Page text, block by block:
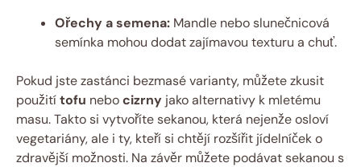
Ořechy a semena: Mandle nebo slunečnicová
semínka mohou dodat zajímavou texturu a chuť.
Pokud jste zastánci bezmasé varianty, můžete zkusit
použitítofu nebocizrny jako alternativy k mletému
masu. Takto si vytvoříte sekanou, která nejenže osloví
vegetariány, ale i ty, kteří si chtějí rozšířit jídelníček o
zdravější možnosti. Na závěr můžete podávat sekanou s